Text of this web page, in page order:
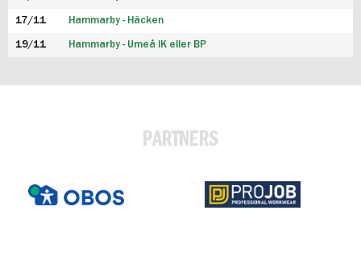
17/11 Hammarby - Häcken
19/11 Hammarby - Umeå IK eller BP
PARTNERS